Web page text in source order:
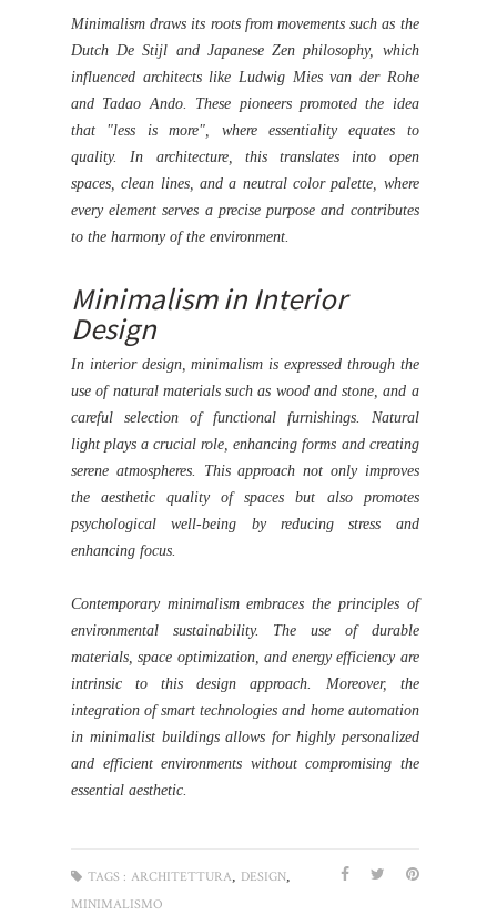
Minimalism draws its roots from movements such as the
Dutch De Stijl and Japanese Zen philosophy, which
influenced architects like Ludwig Mies van der Rohe
and Tadao Ando. These pioneers promoted the idea
that "less is more", where essentiality equates to
quality. In architecture, this translates into open
spaces, clean lines, and a neutral color palette, where
every element serves a precise purpose and contributes
to the harmony of the environment.
Minimalism in Interior
Design
In interior design, minimalism is expressed through the
use of natural materials such as wood and stone, and a
careful selection of functional furnishings. Natural
light plays a crucial role, enhancing forms and creating
serene atmospheres. This approach not only improves
the aesthetic quality of spaces but also promotes
psychological well-being by reducing stress and
enhancing focus.
Contemporary minimalism embraces the principles of
environmental sustainability. The use of durable
materials, space optimization, and energy efficiency are
intrinsic to this design approach. Moreover, the
integration of smart technologies and home automation
in minimalist buildings allows for highly personalized
and efficient environments without compromising the
essential aesthetic.
TAGS : ARCHITETTURA DESIGN
MINIMALISMO